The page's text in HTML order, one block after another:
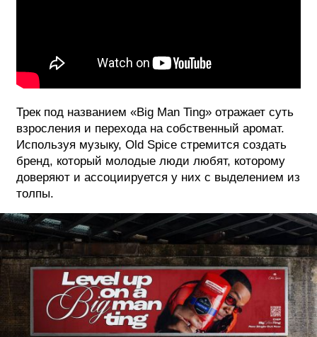
Трек под названием «Big Man Ting» отражает суть
взросления и перехода на собственный аромат.
Используя музыку, Old Spice стремится создать
бренд, который молодые люди любят, которому
доверяют и ассоциируется у них с выделением из
толпы.